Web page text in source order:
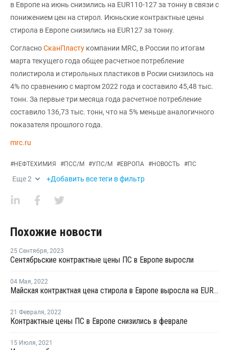
в Европе на июнь снизились на EUR110-127 за тонну в связи с
понижением цен на стирол. Июньские контрактные цены
стирола в Европе снизились на EUR127 за тонну.
СогласноСканПласту компании MRC, в России по итогам
марта текущего года общее расчетное потребление
полистирола и стирольных пластиков в Росии снизилось на
4% по сравнению с мартом 2022 года и составило 45,48 тыс.
тонн. За первые три месяца года расчетное потребление
составило 136,73 тыс. тонн, что на 5% меньше аналогичного
показателя прошлого года.
mrc.ru
#НЕФТЕХИМИЯ #ПСС/М #УПС/М #ЕВРОПА #НОВОСТЬ #ПС
Еще2 +Добавить все теги в фильтр
Похожие новости
25 Сентября, 2023
Сентябрьские контрактные цены ПС в Европе выросли
04 Мая, 2022
Майская контрактная цена стирола в Европе выросла на EUR84 за тонну
21 Февраля, 2022
Контрактные цены ПС в Европе снизились в феврале
15 Июля, 2021